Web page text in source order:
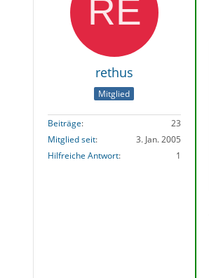
rethus
Mitglied
Beiträge
23
Mitglied seit
3. Jan. 2005
Hilfreiche Antwort
1